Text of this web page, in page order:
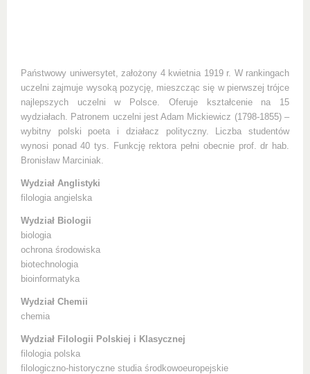
Państwowy uniwersytet, założony 4 kwietnia 1919 r. W rankingach
uczelni zajmuje wysoką pozycję, mieszcząc się w pierwszej trójce
najlepszych uczelni w Polsce. Oferuje kształcenie na 15
wydziałach. Patronem uczelni jest Adam Mickiewicz (1798-1855) –
wybitny polski poeta i działacz polityczny. Liczba studentów
wynosi ponad 40 tys. Funkcję rektora pełni obecnie prof. dr hab.
Bronisław Marciniak.
Wydział Anglistyki
filologia angielska
Wydział Biologii
biologia
ochrona środowiska
biotechnologia
bioinformatyka
Wydział Chemii
chemia
Wydział Filologii Polskiej i Klasycznej
filologia polska
filologiczno-historyczne studia środkowoeuropejskie